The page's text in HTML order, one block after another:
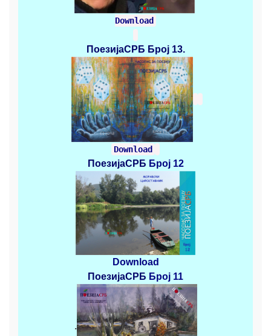
Download
ПоезијаСРБ Број 13.
Download
ПоезијаСРБ Број 12
Download
ПоезијаСРБ Број 11
.